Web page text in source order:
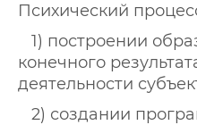
Психический
1) построении
конечного
деятельности
2) создании